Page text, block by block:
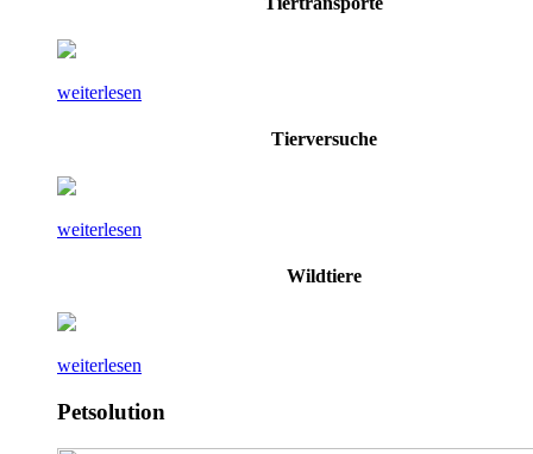
weiterlesen
Tierversuche
weiterlesen
Wildtiere
weiterlesen
Petsolution